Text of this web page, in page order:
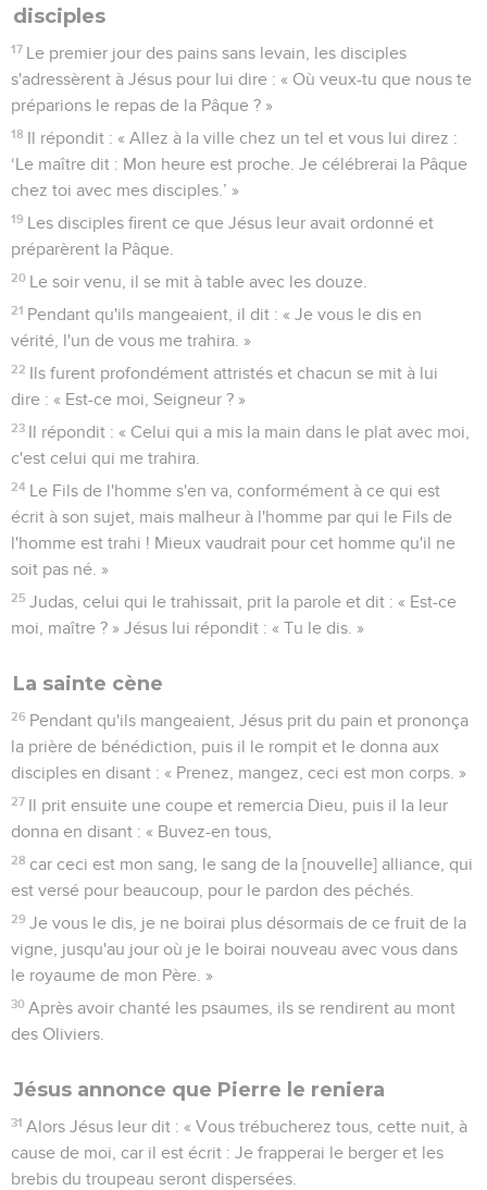
disciples
17 Le premier jour des pains sans levain, les disciples
s'adressèrent à Jésus pour lui dire : « Où veux-tu que nous te
préparions le repas de la Pâque ? »
18 Il répondit : « Allez à la ville chez un tel et vous lui direz :
‘Le maître dit : Mon heure est proche. Je célébrerai la Pâque
chez toi avec mes disciples.’ »
19 Les disciples firent ce que Jésus leur avait ordonné et
préparèrent la Pâque.
20 Le soir venu, il se mit à table avec les douze.
21 Pendant qu'ils mangeaient, il dit : « Je vous le dis en
vérité, l'un de vous me trahira. »
22 Ils furent profondément attristés et chacun se mit à lui
dire : « Est-ce moi, Seigneur ? »
23 Il répondit : « Celui qui a mis la main dans le plat avec moi,
c'est celui qui me trahira.
24 Le Fils de l'homme s'en va, conformément à ce qui est
écrit à son sujet, mais malheur à l'homme par qui le Fils de
l'homme est trahi ! Mieux vaudrait pour cet homme qu'il ne
soit pas né. »
25 Judas, celui qui le trahissait, prit la parole et dit : « Est-ce
moi, maître ? » Jésus lui répondit : « Tu le dis. »
La sainte cène
26 Pendant qu'ils mangeaient, Jésus prit du pain et prononça
la prière de bénédiction, puis il le rompit et le donna aux
disciples en disant : « Prenez, mangez, ceci est mon corps. »
27 Il prit ensuite une coupe et remercia Dieu, puis il la leur
donna en disant : « Buvez-en tous,
28 car ceci est mon sang, le sang de la [nouvelle] alliance, qui
est versé pour beaucoup, pour le pardon des péchés.
29 Je vous le dis, je ne boirai plus désormais de ce fruit de la
vigne, jusqu'au jour où je le boirai nouveau avec vous dans
le royaume de mon Père. »
30 Après avoir chanté les psaumes, ils se rendirent au mont
des Oliviers.
Jésus annonce que Pierre le reniera
31 Alors Jésus leur dit : « Vous trébucherez tous, cette nuit, à
cause de moi, car il est écrit : Je frapperai le berger et les
brebis du troupeau seront dispersées.